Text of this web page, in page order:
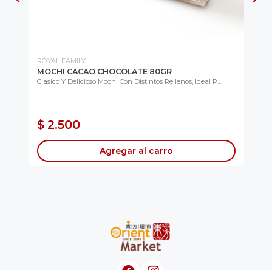
ROYAL FAMILY
MOCHI CACAO CHOCOLATE 80GR
Clasico Y Delicioso Mochi Con Distintos Rellenos, Ideal P...
$ 2.500
Agregar al carro